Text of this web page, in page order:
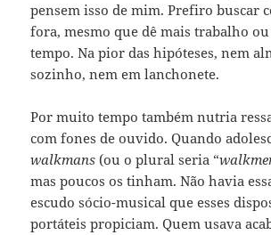
pensem isso de mim. Prefiro buscar
fora, mesmo que dê mais trabalho
tempo. Na pior das hipóteses, nem
sozinho, nem em lanchonete.
Por muito tempo também nutria
com fones de ouvido. Quando
walkmans (ou o plural seria “
mas poucos os tinham. Não havia
escudo sócio-musical que esses
portáteis propiciam. Quem usava